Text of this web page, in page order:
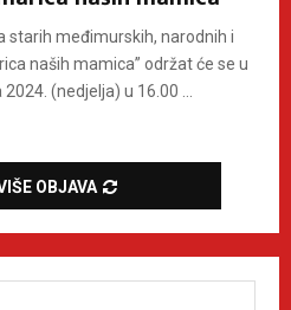
starih međimurskih, narodnih i
naših mamica” održat će se u
(nedjelja) u 16.00 ...
OBJAVA